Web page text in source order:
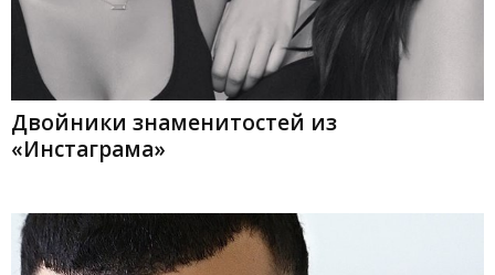
Двойники знаменитостей из
«Инстаграма»